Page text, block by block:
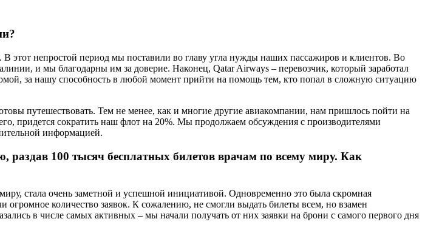
этот непростой период мы поставили во главу угла нужды наших пассажиров и клиентов. Во
и мы благодарны им за доверие. Наконец, Qatar Airways – перевозчик, который заработал
за нашу способность в любой момент прийти на помощь тем, кто попал в сложную ситуацию
путешествовать. Тем не менее, как и многие другие авиакомпании, нам пришлось пойти на
придется сократить наш флот на 20%. Мы продолжаем обсуждения с производителями
информацией.
100 тысяч бесплатных билетов врачам по всему миру. Как
стала очень заметной и успешной инициативой. Одновременно это была скромная
количество заявок. К сожалению, не смогли выдать билеты всем, но взамен
в числе самых активных – мы начали получать от них заявки на брони с самого первого дня